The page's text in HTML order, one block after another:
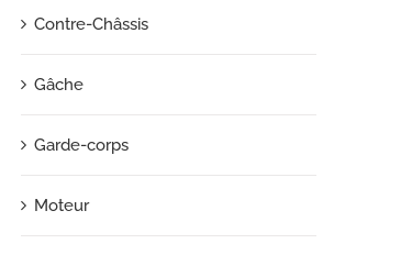
Contre-Châssis
Gâche
Garde-corps
Moteur